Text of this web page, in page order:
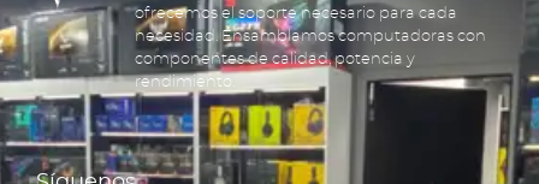
ofrecemos el soporte necesario para cada
necesidad. Ensamblamos computadoras con
componentes de calidad, potencia y
rendimiento.